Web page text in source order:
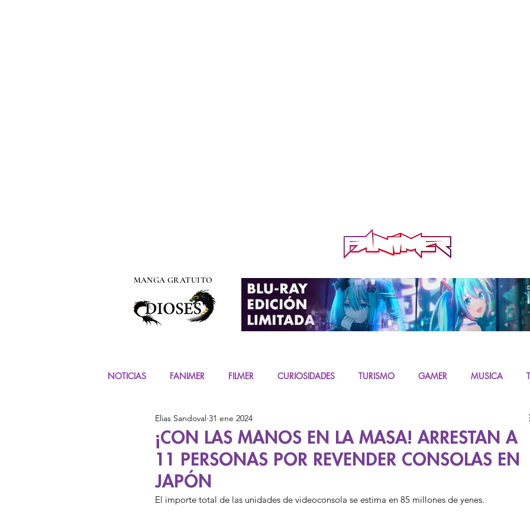
MANGA GRATUITO
NOTICIAS FANIMER FILMER CURIOSIDADES TURISMO GAMER MUSICA
EVENTOS COSPLAY FIGURAS
MANGA Y COMIC
¡CON LAS MANOS EN LA MASA! ARRESTAN A
11 PERSONAS POR REVENDER CONSOLAS EN
JAPÓN
Elias Sandoval 31 ene 2024
El importe total de las unidades de videoconsola se estima en 85 millones de yenes.